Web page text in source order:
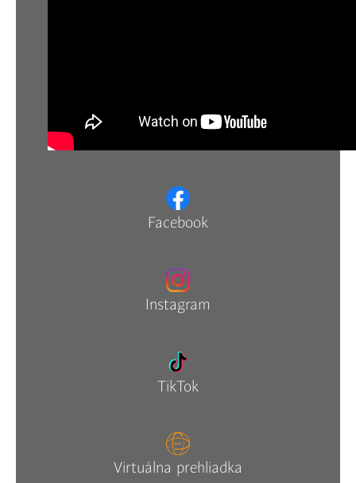
Facebook
Instagram
TikTok
Virtuálna prehliadka